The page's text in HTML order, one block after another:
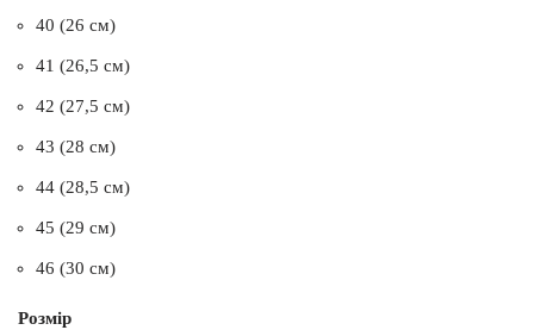
40 (26 см)
41 (26,5 см)
42 (27,5 см)
43 (28 см)
44 (28,5 см)
45 (29 см)
46 (30 см)
Розмір